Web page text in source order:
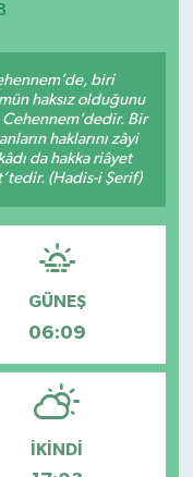
biri
haksız olduğunu
Bir
haklarını zâyi
da hakka riâyet
(Hadis-i Şerif)
GÜNEŞ
06:09
İKINDI